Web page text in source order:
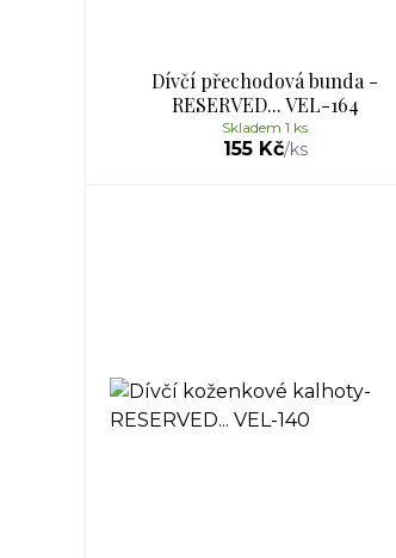
Dívčí přechodová bunda -
RESERVED... VEL-164
155 Kč/ks
Skladem 1 ks